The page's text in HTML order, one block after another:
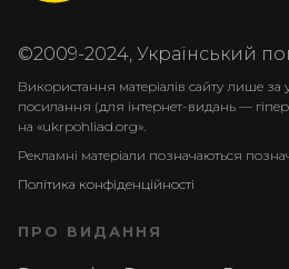
©2009-2024, Український
Використання матеріалів сайту лише за
посилання (для інтернет-видань —
на «ukrpohliad.org».
Рекламні матеріали позначаються
Політика конфіденційності
ПРО ВИДАННЯ